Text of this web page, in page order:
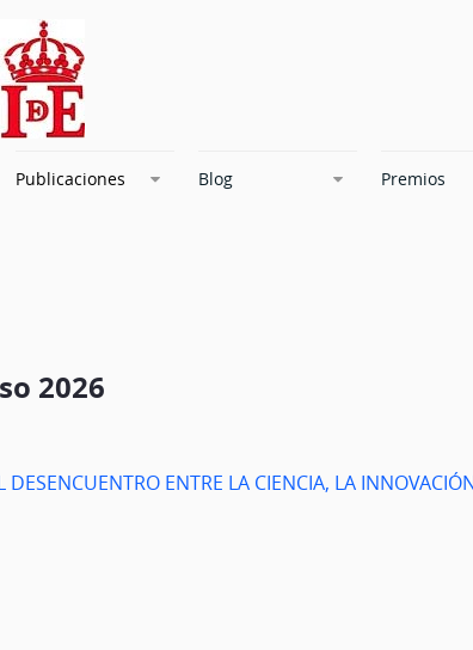
Publicaciones Blog Premios
2026
ENTRE LA CIENCIA, LA